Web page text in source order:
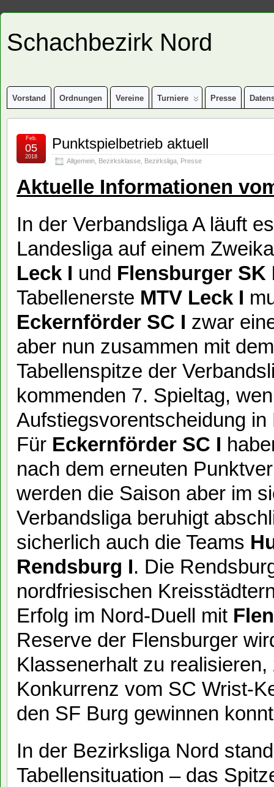
Schachbezirk Nord
Vorstand Ordnungen Vereine Turniere Presse
Punktspielbetrieb aktuell
Allgemein Bezirksklasse Bezirksliga Presse
Feb.
05
2018
Aktuelle Informationen
In der Verbandsliga A läuft
Landesliga auf einem
Leck I und Flensburger SK
Tabellenerste MTV Leck I
Eckernförder SC I zwar
aber nun zusammen mit
Tabellenspitze der
kommenden 7. Spieltag,
Aufstiegsvorentscheidung
Für Eckernförder SC I
nach dem erneuten
werden die Saison aber im
Verbandsliga beruhigt
sicherlich auch die Teams
Rendsburg I. Die
nordfriesischen
Erfolg im Nord-Duell mit
Reserve der Flensburger
Klassenerhalt zu
Konkurrenz vom SC Wrist-
den SF Burg gewinnen
In der Bezirksliga Nord
Tabellensituation – das